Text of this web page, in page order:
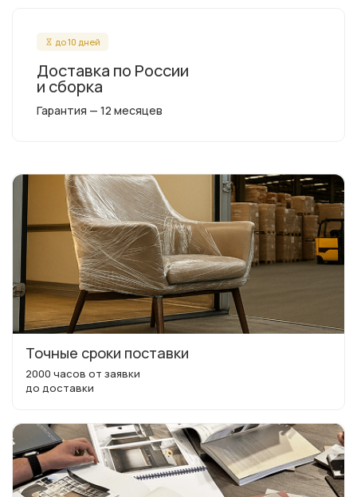
до 10 дней
Доставка по России
и сборка
Гарантия — 12 месяцев
Точные сроки поставки
2000 часов от заявки
до доставки